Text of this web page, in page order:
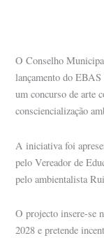
O Conselho
lançamento do
um concurso de arte
consciencialização
A iniciativa foi
pelo Vereador de
pelo ambientalista
O projecto insere-se
2028 e pretende